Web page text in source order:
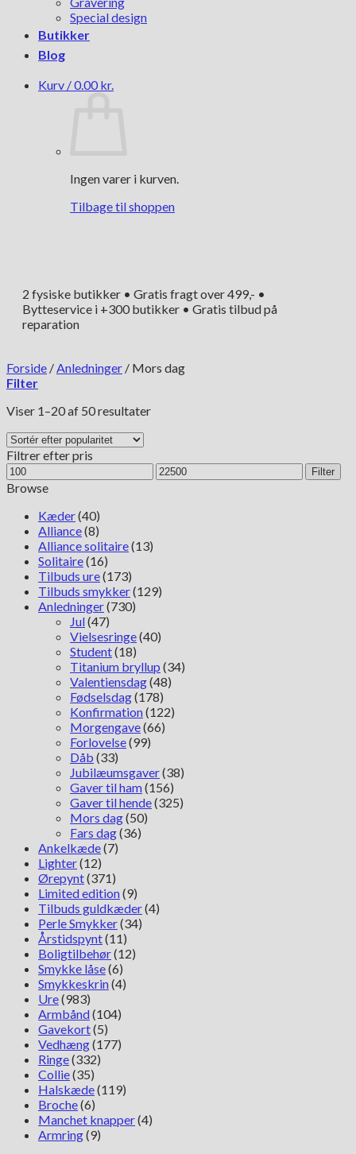
Special design
Butikker
Blog
Kurv /0.00 kr.
Ingen varer i kurven.
Tilbage til shoppen
2 fysiske butikker • Gratis fragt over 499,- •
Bytteservice i +300 butikker • Gratis tilbud på
reparation
Forside /Anledninger / Mors dag
Filter
Viser 1–20 af 50 resultaterSorteret
Filtrer efter pris
Mindste
pris
Højeste
pris
Filter
Browse
Kæder(40)
Alliance(8)
Alliance solitaire(13)
Solitaire(16)
Tilbuds ure(173)
Tilbuds smykker(129)
Anledninger(730)
Jul(47)
Vielsesringe(40)
Student(18)
Titanium bryllup (34)
Valentiensdag(48)
Fødselsdag(178)
Konfirmation(122)
Morgengave(66)
Forlovelse(99)
Dåb (33)
Jubilæumsgaver(38)
Gaver til ham(156)
Gaver til hende(325)
Mors dag(50)
Fars dag(36)
Ankelkæde(7)
Lighter(12)
Ørepynt(371)
Limited edition(9)
Tilbuds guldkæder(4)
Perle Smykker(34)
Årstidspynt(11)
Boligtilbehør(12)
Smykke låse(6)
Smykkeskrin(4)
Ure(983)
Armbånd(104)
Gavekort(5)
Vedhæng(177)
Ringe(332)
Collie(35)
Halskæde(119)
Broche(6)
Manchet knapper(4)
Armring(9)